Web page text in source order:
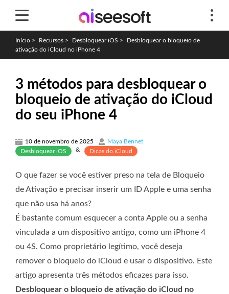
Início > Recursos > Desbloquear iOS >
Desbloquear o bloqueio de
ativação do iCloud no iPhone 4
3 métodos para desbloquear o
bloqueio de ativação do iCloud
do seu iPhone 4
10 de novembro de 2025
Maya Bennet
Desbloquear iOS
& Dicas do iCloud
O que fazer se você estiver preso na tela de Bloqueio
de Ativação e precisar inserir um ID Apple e uma senha
que não usa há anos?
É bastante comum esquecer a conta Apple ou a senha
vinculada a um dispositivo antigo, como um iPhone 4
ou 4S. Como proprietário legítimo, você deseja
remover o bloqueio do iCloud e usar o dispositivo. Este
artigo apresenta três métodos eficazes para isso.
Desbloquear o bloqueio de ativação do iCloud no